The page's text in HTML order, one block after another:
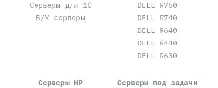
Серверы для 1С
Б/У серверы
DELL R750
DELL R740
DELL R640
DELL R440
DELL R630
Серверы HP
Серверы под задачи